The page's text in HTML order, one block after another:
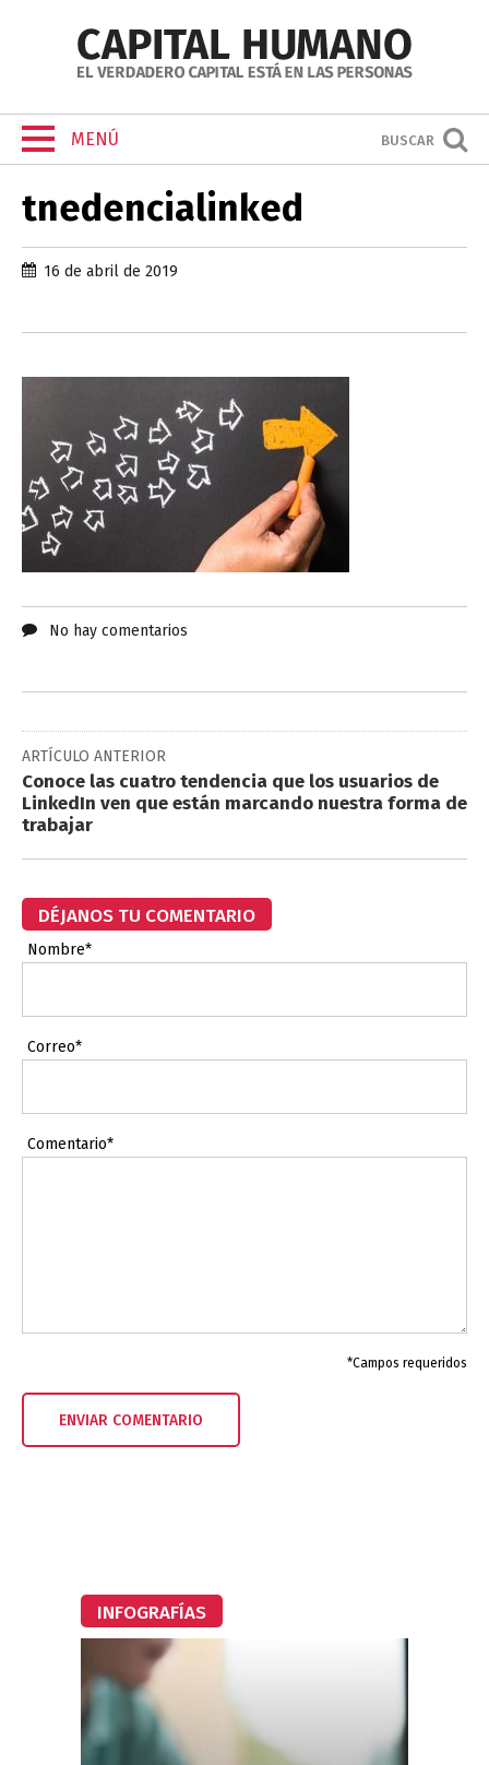
MENÚ BUSCAR
tnedencialinked
16 de abril de 2019
No hay comentarios
ARTÍCULO ANTERIOR
Conoce las cuatro tendencia que los usuarios de
LinkedIn ven que están marcando nuestra forma de
trabajar
DÉJANOS TU COMENTARIO
Nombre*
Correo*
Comentario*
*Campos requeridos
INFOGRAFÍAS